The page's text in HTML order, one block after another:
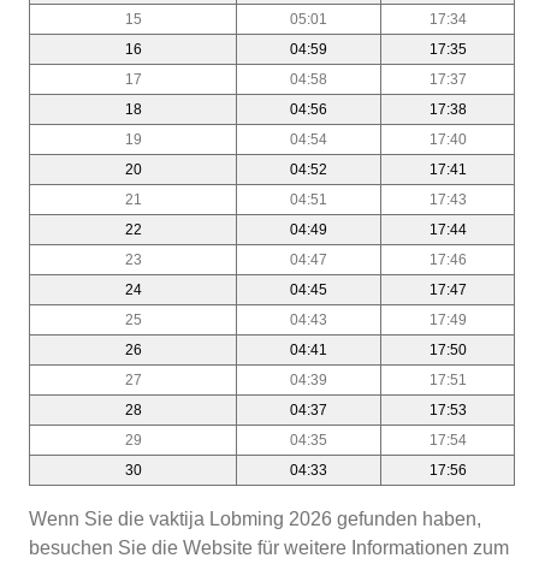
15
05:01
17:34
16
04:59
17:35
17
04:58
17:37
18
04:56
17:38
19
04:54
17:40
20
04:52
17:41
21
04:51
17:43
22
04:49
17:44
23
04:47
17:46
24
04:45
17:47
25
04:43
17:49
26
04:41
17:50
27
04:39
17:51
28
04:37
17:53
29
04:35
17:54
30
04:33 17:56
Wenn Sie die vaktija Lobming 2026 gefunden haben,
besuchen Sie die Website für weitere Informationen zum